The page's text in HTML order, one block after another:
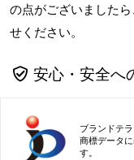
の点がございましたら
せください。
安心・安全へ
ブランドテ
商標データ
す。